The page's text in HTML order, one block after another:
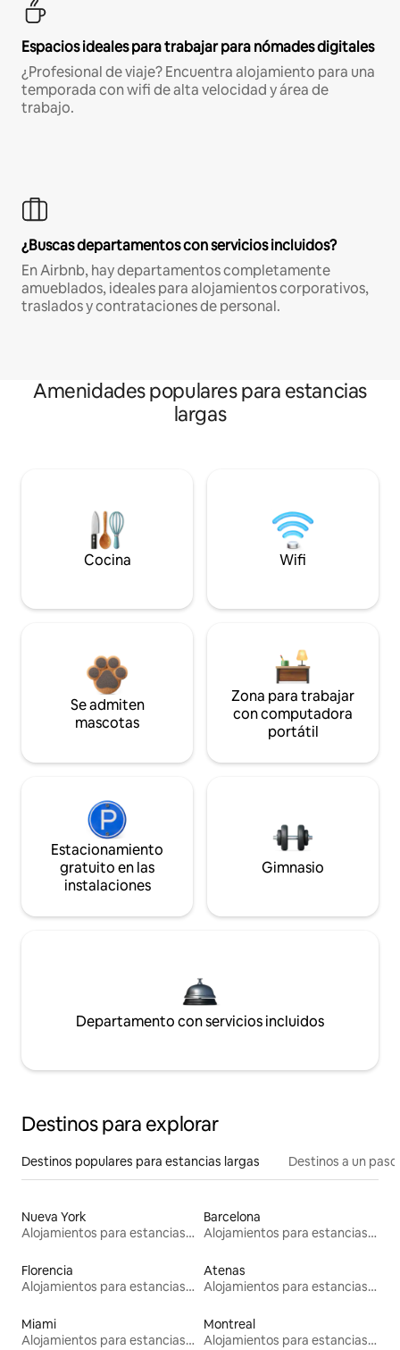
Espacios ideales para trabajar para nómades digitales
¿Profesional de viaje? Encuentra alojamiento para una
temporada con wifi de alta velocidad y área de
trabajo.
¿Buscas departamentos con servicios incluidos?
En Airbnb, hay departamentos completamente
amueblados, ideales para alojamientos corporativos,
traslados y contrataciones de personal.
Amenidades populares para estancias
largas
Cocina Wifi
Se admiten
mascotas
Zona para trabajar
con computadora
portátil
Estacionamiento
gratuito en las
instalaciones
Gimnasio
Departamento con servicios incluidos
Destinos para explorar
Destinos populares para estancias largas Destinos a un
Nueva York
Alojamientos para estancias largas
Barcelona
Alojamientos para estancias largas
Florencia
Alojamientos para estancias largas
Atenas
Alojamientos para estancias largas
Miami
Alojamientos para estancias largas
Montreal
Alojamientos para estancias largas